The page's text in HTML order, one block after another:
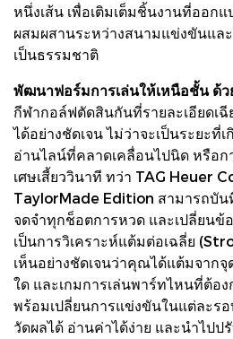
หนึ่งเส้น เพื่อเติมเต็มชิ้นงานที่ออก
ผสมผสานระหว่างสนามแข่งขันแล
เป็นธรรมชาติ
พัฒนาฟอร์มการเล่นให้เหนือชั้น ด้
กีฬากอล์ฟตัดสินกันที่รายละเอียดเ
ได้อย่างชัดเจน ไม่ว่าจะเป็นระยะที่
อ่านไลน์ที่คลาดเคลื่อนไปนิด หรือก
เศษเสี้ยววินาที ทว่า TAG Heuer
TaylorMade Edition สามารถบัน
จดจำทุกช็อตการหวด และเปลี่ยนข้
เป็นการวิเคราะห์แต้มต่อเฉลี่ย
เห็นอย่างชัดเจนว่าคุณได้แต้มจาก
ใด และเกมการเล่นพาร์ทไหนที่ต้อง
พร้อมเปลี่ยนการแข่งขันในแต่ละร
วัดผลได้ อ่านค่าได้ง่าย และนำไป